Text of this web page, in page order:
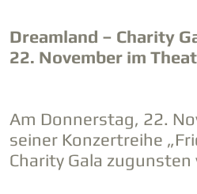
Dreamland – Charity
22. November im
Am Donnerstag, 22.
seiner Konzertreihe
Charity Gala